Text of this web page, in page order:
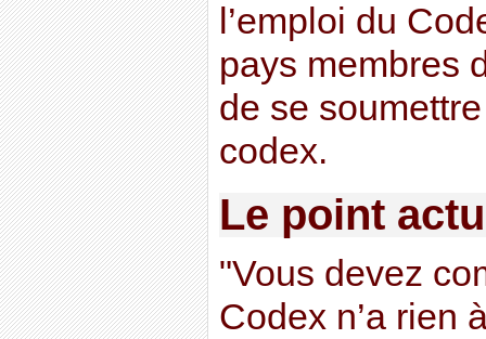
l’emploi du
pays membres
de se
codex.
Le point
"Vous devez
Codex n’a rien